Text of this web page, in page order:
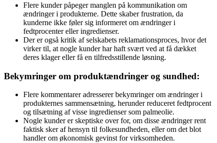
Flere kunder påpeger manglen på kommunikation om
ændringer i produkterne. Dette skaber frustration, da
kunderne ikke føler sig informeret om ændringer i
fedtprocenter eller ingredienser.
Der er også kritik af selskabets reklamationsproces, hvor det
virker til, at nogle kunder har haft svært ved at få dækket
deres klager eller få en tilfredsstillende løsning.
Bekymringer om produktændringer og sundhed:
Flere kommentarer adresserer bekymringer om ændringer i
produkternes sammensætning, herunder reduceret fedtprocent
og tilsætning af visse ingredienser som palmeolie.
Nogle kunder er skeptiske over for, om disse ændringer rent
faktisk sker af hensyn til folkesundheden, eller om det blot
handler om økonomisk gevinst for virksomheden.